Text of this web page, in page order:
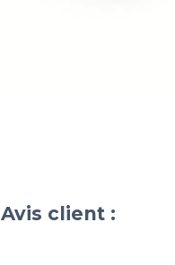
Avis client :